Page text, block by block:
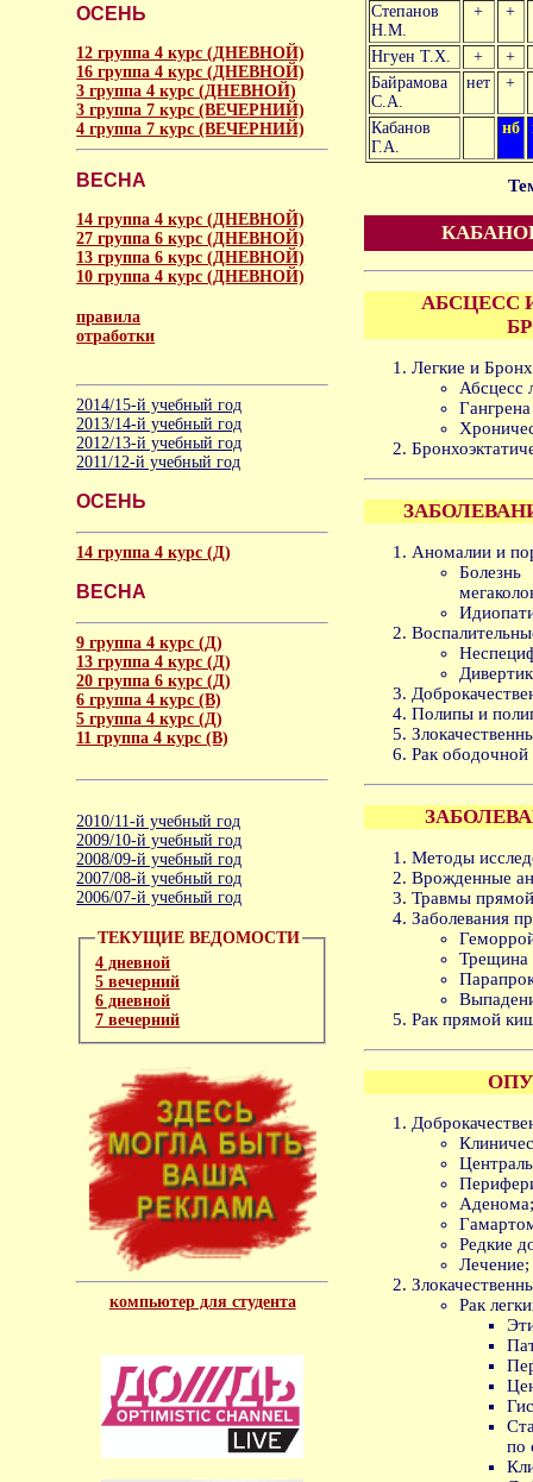
ОСЕНЬ
12 группа 4 курс (ДНЕВНОЙ)
16 группа 4 курс (ДНЕВНОЙ)
3 группа 4 курс (ДНЕВНОЙ)
3 группа 7 курс (ВЕЧЕРНИЙ)
4 группа 7 курс (ВЕЧЕРНИЙ)
ВЕСНА
14 группа 4 курс (ДНЕВНОЙ)
27 группа 6 курс (ДНЕВНОЙ)
13 группа 6 курс (ДНЕВНОЙ)
10 группа 4 курс (ДНЕВНОЙ)
правила
отработки
2014/15-й учебный год
2013/14-й учебный год
2012/13-й учебный год
2011/12-й учебный год
ОСЕНЬ
14 группа 4 курс (Д)
ВЕСНА
9 группа 4 курс (Д)
13 группа 4 курс (Д)
20 группа 6 курс (Д)
6 группа 4 курс (B)
5 группа 4 курс (Д)
11 группа 4 курс (B)
2010/11-й учебный год
2009/10-й учебный год
2008/09-й учебный год
2007/08-й учебный год
2006/07-й учебный год
ТЕКУЩИЕ ВЕДОМОСТИ
4 дневной
5 вечерний
6 дневной
7 вечерний
компьютер для студента
Степанов
Н.М.
+ +
Нгуен Т.Х. +
+
Байрамова
С.А.
нет +
Кабанов
Г.А.
нб
АБСЦЕСС
Легкие и
Абсцесс
Аномалии и
Полипы и
Рак
Методы
Врожденные
Травмы
Заболевания
Трещина
Рак прямой
Редкие
Лечение;
Рак
по